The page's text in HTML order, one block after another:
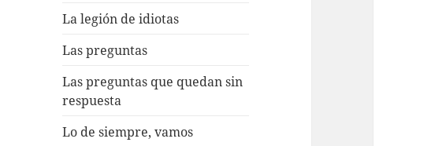
La legión de idiotas
Las preguntas
Las preguntas que quedan sin
respuesta
Lo de siempre, vamos